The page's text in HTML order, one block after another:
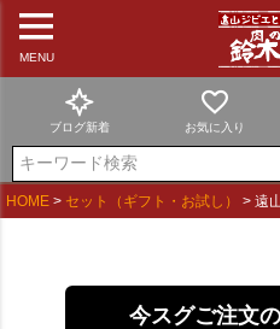
MENU
ブログ新着 お気に入り
HOME セット（ギフト・お試し） 遠
今スグご注文